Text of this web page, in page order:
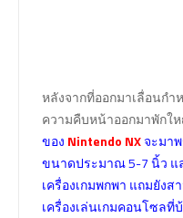
หลังจากที่ออกมาเลื่อนกำ
ความคืบหน้าออกมาพักใ
ของ Nintendo NXจะมา
ขนาดประมาณ 5-7 นิ้ว แ
เครื่องเกมพกพา แถมยัง
เครื่องเล่นเกมคอนโซลที่